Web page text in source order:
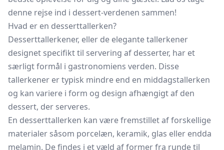
denne rejse ind i dessert-verdenen sammen!
Hvad er en desserttallerken?
Desserttallerkener, eller de elegante tallerkener
designet specifikt til servering af desserter, har et
særligt formål i gastronomiens verden. Disse
tallerkener er typisk mindre end en middagstallerken
og kan variere i form og design afhængigt af den
dessert, der serveres.
En desserttallerken kan være fremstillet af forskellige
materialer såsom porcelæn, keramik, glas eller endda
melamin. De findes i et væld af former fra runde til